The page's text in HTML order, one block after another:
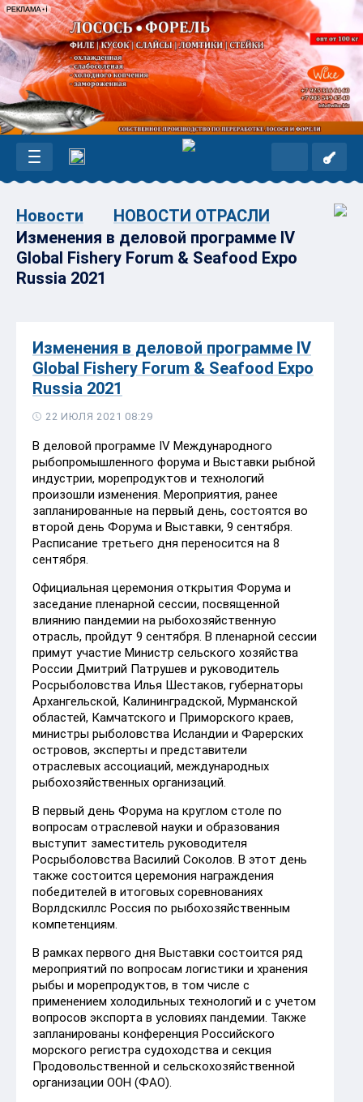
Новости
НОВОСТИ ОТРАСЛИ
Изменения в деловой программе IV
Global Fishery Forum & Seafood Expo
Russia 2021
Изменения в деловой программе IV
Global Fishery Forum & Seafood Expo
Russia 2021
22 ИЮЛЯ 2021 08:29
В деловой программе IV Международного
рыбопромышленного форума и Выставки рыбной
индустрии, морепродуктов и технологий
произошли изменения. Мероприятия, ранее
запланированные на первый день, состоятся во
второй день Форума и Выставки, 9 сентября.
Расписание третьего дня переносится на 8
сентября.
Официальная церемония открытия Форума и
заседание пленарной сессии, посвященной
влиянию пандемии на рыбохозяйственную
отрасль, пройдут 9 сентября. В пленарной сессии
примут участие Министр сельского хозяйства
России Дмитрий Патрушев и руководитель
Росрыболовства Илья Шестаков, губернаторы
Архангельской, Калининградской, Мурманской
областей, Камчатского и Приморского краев,
министры рыболовства Исландии и Фарерских
островов, эксперты и представители
отраслевых ассоциаций, международных
рыбохозяйственных организаций.
В первый день Форума на круглом столе по
вопросам отраслевой науки и образования
выступит заместитель руководителя
Росрыболовства Василий Соколов. В этот день
также состоится церемония награждения
победителей в итоговых соревнованиях
Ворлдскиллс Россия по рыбохозяйственным
компетенциям.
В рамках первого дня Выставки состоится ряд
мероприятий по вопросам логистики и хранения
рыбы и морепродуктов, в том числе с
применением холодильных технологий и с учетом
вопросов экспорта в условиях пандемии. Также
запланированы конференция Российского
морского регистра судоходства и секция
Продовольственной и сельскохозяйственной
организации ООН (ФАО).